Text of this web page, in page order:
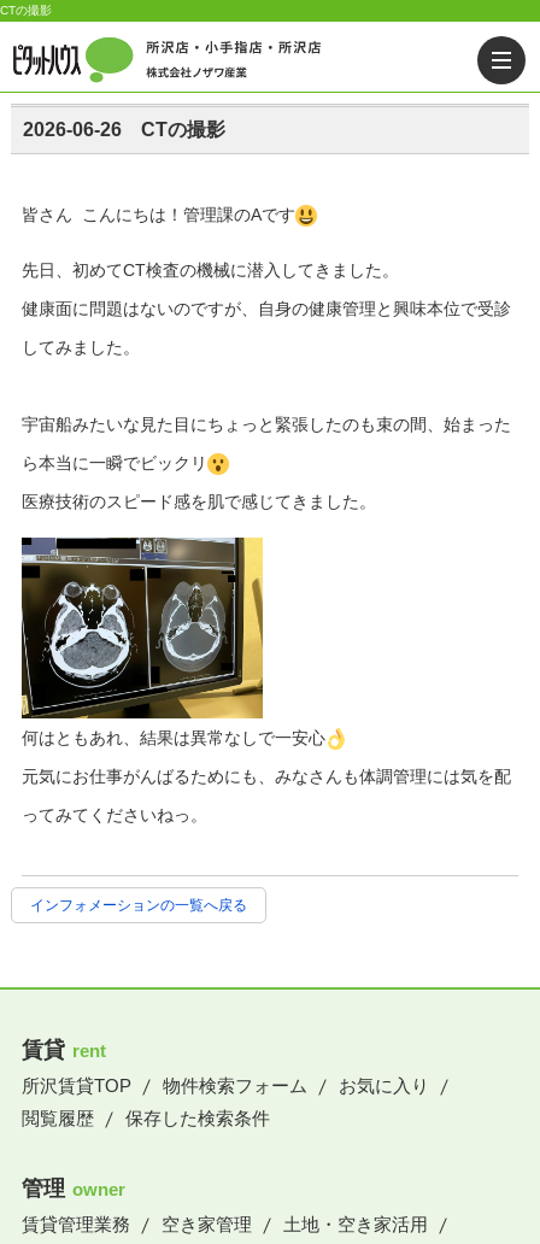
CTの撮影
2026-06-26 CTの撮影
皆さん こんにちは！管理課のAです
先日、初めてCT検査の機械に潜入してきました。
健康面に問題はないのですが、自身の健康管理と興味本位で受診
してみました。
宇宙船みたいな見た目にちょっと緊張したのも束の間、始まった
ら本当に一瞬でビックリ
医療技術のスピード感を肌で感じてきました。
何はともあれ、結果は異常なしで一安心
元気にお仕事がんばるためにも、みなさんも体調管理には気を配
ってみてくださいねっ。
インフォメーションの一覧へ戻る
賃貸 rent
所沢賃貸TOP
物件検索フォーム
お気に入り
閲覧履歴
保存した検索条件
管理 owner
賃貸管理業務
空き家管理
土地・空き家活用